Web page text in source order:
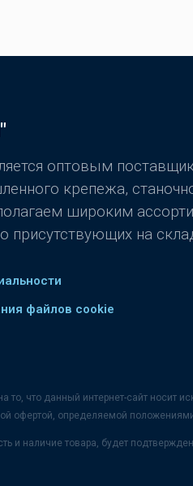
оптовым
крепежа,
широким
присутствующих на
файлов cookie
что данный интернет-сайт носит
офертой, определяемой
и наличие товара, будет